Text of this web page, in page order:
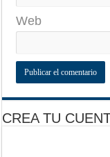
Web
CREA TU